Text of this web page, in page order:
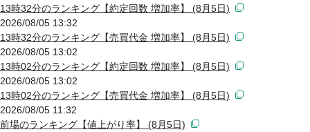
13時32分のランキング【約定回数 増加率】 (8月5日)
2026/08/05 13:32
13時32分のランキング【売買代金 増加率】 (8月5日)
2026/08/05 13:02
13時02分のランキング【約定回数 増加率】 (8月5日)
2026/08/05 13:02
13時02分のランキング【売買代金 増加率】 (8月5日)
2026/08/05 11:32
前場のランキング【値上がり率】 (8月5日)